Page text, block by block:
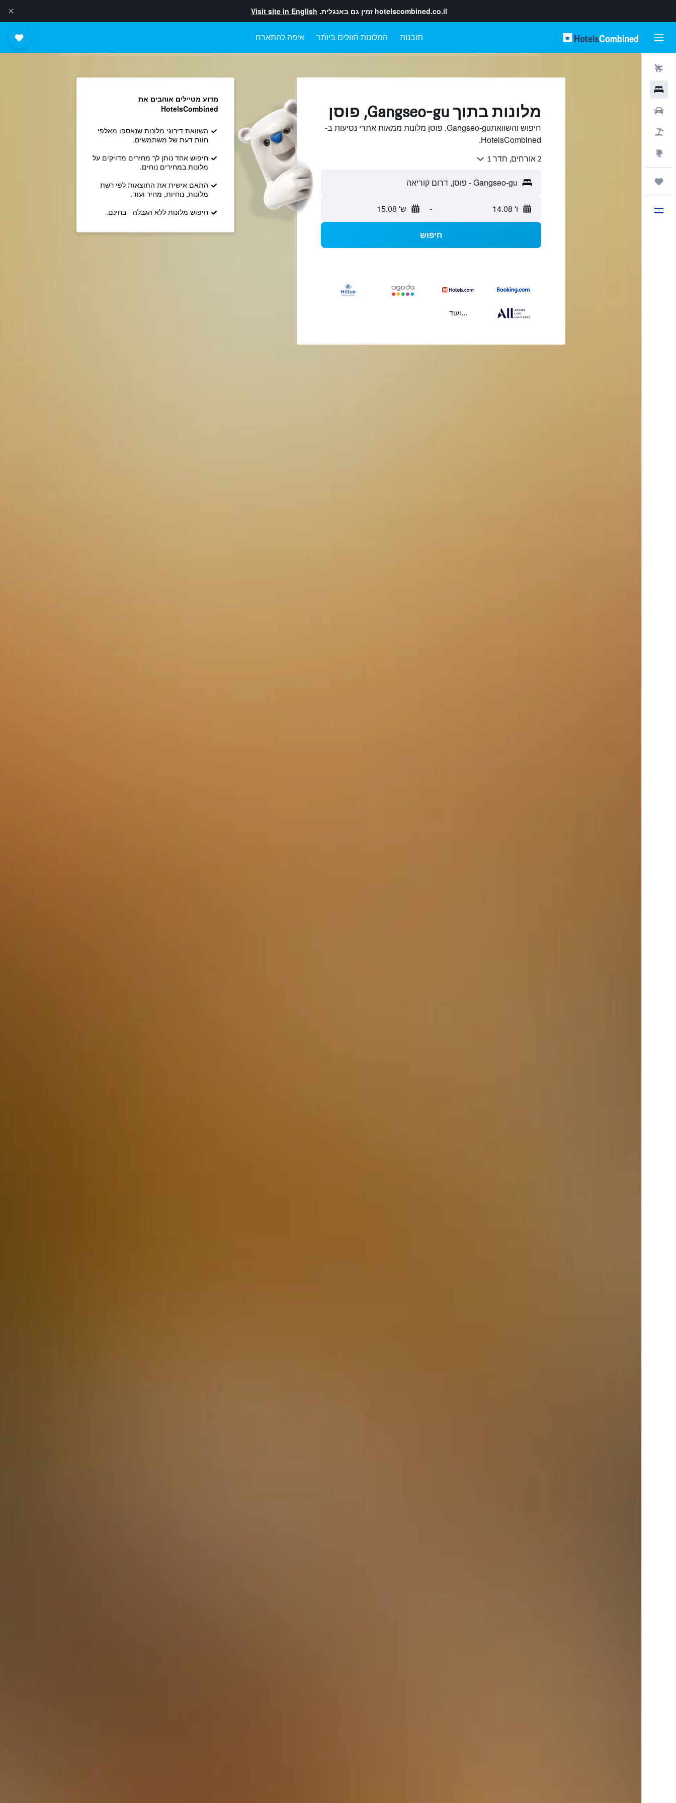
hotelscombined.co.il זמין גם באנגלית. Visit site in English
תובנות המלונות הזולים ביותר איפה להתארח
מלונות בתוך Gangseo-gu, פוסן
חיפוש והשוואתGangseo-gu, פוסן מלונות ממאות אתרי נסיעות ב-
HotelsCombined.
2 אורחים, חדר 1
ו' 14.08 - ש' 15.08
חיפוש
...ועוד
מדוע מטיילים אוהבים את
HotelsCombined
השוואת דירוגי מלונות שנאספו מאלפי
חוות דעת של משתמשים.
חיפוש אחד נותן לך מחירים מדויקים על
מלונות במחירים נוחים.
התאם אישית את התוצאות לפי רשת
מלונות, נוחיות, מחיר ועוד.
חיפוש מלונות ללא הגבלה - בחינם.